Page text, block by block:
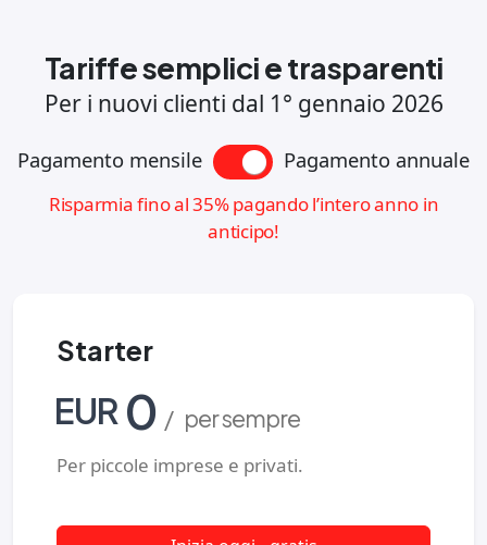
Tariffe semplici e trasparenti
Per i nuovi clienti dal 1° gennaio 2026
Pagamento mensile Pagamento annuale
Risparmia fino al 35% pagando l’intero anno in
anticipo!
Starter
EUR 0 / per sempre
Per piccole imprese e privati.